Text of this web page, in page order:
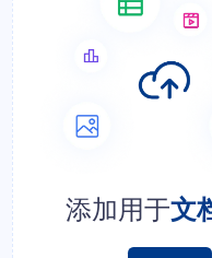
添加用于文